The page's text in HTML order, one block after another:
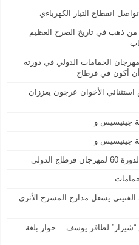
انقطاع التيار الكهرباءي
من ذهب في تاريخ الصرح العظيم
مهرجان الحمامات الدولي في دورته
أن أكون في قرطاج”
الدولي 2026: بعرض استثنائي الأخوان عرجون يعززان
جينيسيس و
جينيسيس و
الدولي
يشعل مدارج المسرح الأثري
الدولي 2026: عرض “شيراز” لظافر يوسف… حوار بلغة